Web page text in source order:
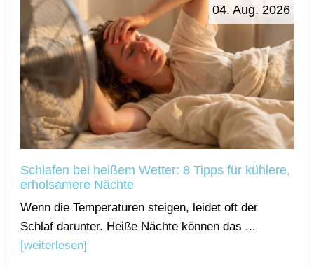
04. Aug. 2026
Schlafen bei heißem Wetter: 8 Tipps für kühlere,
erholsamere Nächte
Wenn die Temperaturen steigen, leidet oft der
Schlaf darunter. Heiße Nächte können das ...
[weiterlesen]